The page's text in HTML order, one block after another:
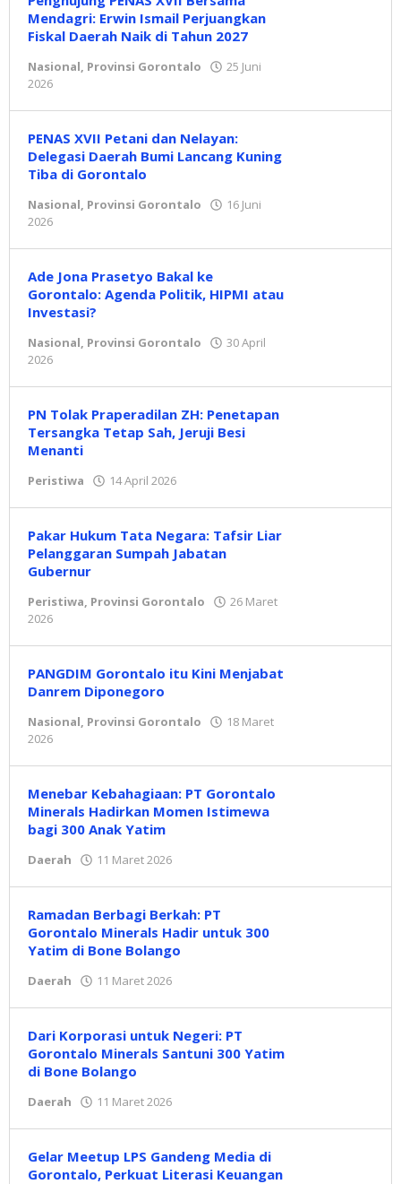
Mendagri: Erwin Ismail Perjuangkan
Fiskal Daerah Naik di Tahun 2027
Nasional, Provinsi Gorontalo
25 Juni
2026
PENAS XVII Petani dan Nelayan:
Delegasi Daerah Bumi Lancang Kuning
Tiba di Gorontalo
Nasional, Provinsi Gorontalo
16 Juni
2026
Ade Jona Prasetyo Bakal ke
Gorontalo: Agenda Politik, HIPMI atau
Investasi?
Nasional, Provinsi Gorontalo
30 April
2026
PN Tolak Praperadilan ZH: Penetapan
Tersangka Tetap Sah, Jeruji Besi
Menanti
Peristiwa 14 April 2026
Pakar Hukum Tata Negara: Tafsir Liar
Pelanggaran Sumpah Jabatan
Gubernur
Peristiwa, Provinsi Gorontalo
26 Maret
2026
PANGDIM Gorontalo itu Kini Menjabat
Danrem Diponegoro
Nasional, Provinsi Gorontalo
18 Maret
2026
Menebar Kebahagiaan: PT Gorontalo
Minerals Hadirkan Momen Istimewa
bagi 300 Anak Yatim
Daerah 11 Maret 2026
Ramadan Berbagi Berkah: PT
Gorontalo Minerals Hadir untuk 300
Yatim di Bone Bolango
Daerah 11 Maret 2026
Dari Korporasi untuk Negeri: PT
Gorontalo Minerals Santuni 300 Yatim
di Bone Bolango
Daerah 11 Maret 2026
Gelar Meetup LPS Gandeng Media di
Gorontalo, Perkuat Literasi Keuangan